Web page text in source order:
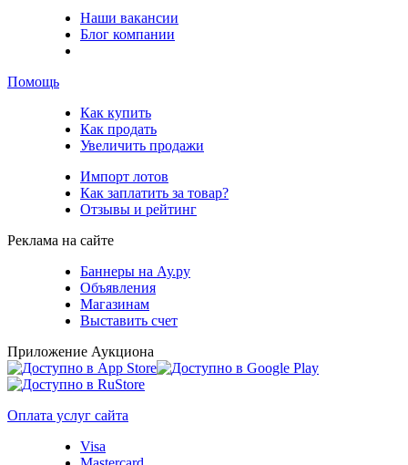
Наши вакансии
Блог компании
Помощь
Как купить
Как продать
Увеличить продажи
Импорт лотов
Как заплатить за товар?
Отзывы и рейтинг
Реклама на сайте
Баннеры на Ау.ру
Объявления
Магазинам
Выставить счет
Приложение Аукциона
Оплата услуг сайта
Visa